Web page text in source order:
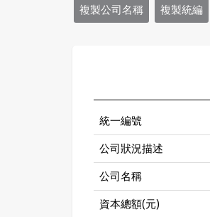
複製公司名稱 複製統編
統一編號
公司狀況描述
公司名稱
資本總額(元)